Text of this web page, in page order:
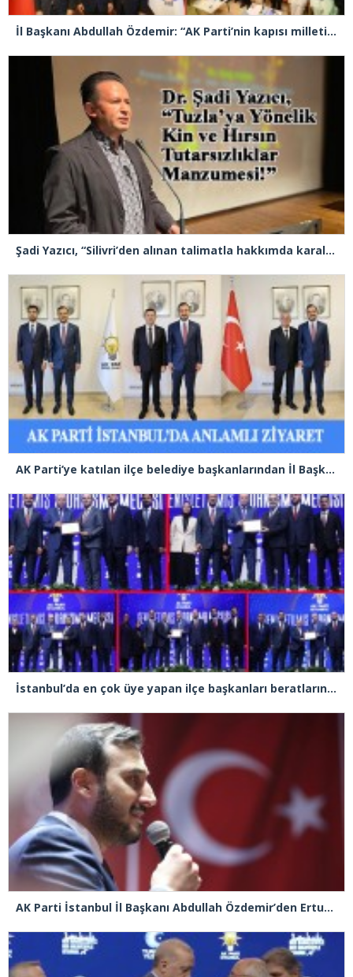
İl Başkanı Abdullah Özdemir: “AK Parti’nin kapısı milletine hizmet etmek isteyen herkese açıktır”
Şadi Yazıcı, “Silivri’den alınan talimatla hakkımda karalama kampanyası yürütülüyor”
AK Parti’ye katılan ilçe belediye başkanlarından İl Başkanı Özdemir’e ziyaret
İstanbul’da en çok üye yapan ilçe başkanları beratlarını Cumhurbaşkanı Erdoğan’ın elinden aldı
AK Parti İstanbul İl Başkanı Abdullah Özdemir’den Ertuğrul Özkök’e “Franco” tepkisi